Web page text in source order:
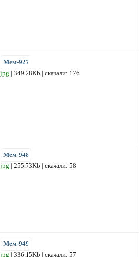
Мем-927
jpg | 349.28Kb | скачали: 176
Мем-948
jpg | 255.73Kb | скачали: 58
Мем-949
jpg | 336.15Kb | скачали: 57